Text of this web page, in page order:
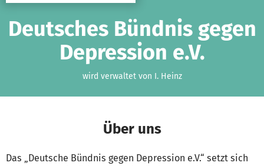
Deutsches Bündnis gegen
Depression e.V.
wird verwaltet von I. Heinz
Über uns
Das „Deutsche Bündnis gegen Depression e.V.“ setzt sich